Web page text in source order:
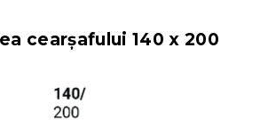
cearșafului 140 x 200